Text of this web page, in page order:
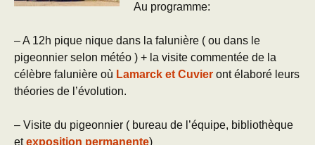
Au programme:
– A 12h pique nique dans la falunière ( ou dans le
pigeonnier selon météo ) + la visite commentée de la
célèbre falunière où Lamarck et Cuvier ont élaboré leurs
théories de l’évolution.
– Visite du pigeonnier ( bureau de l’équipe, bibliothèque
etexposition permanente)